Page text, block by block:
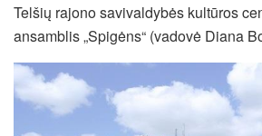
Telšių rajono savivaldybės kultūros
ansamblis „Spigėns“ (vadovė Diana